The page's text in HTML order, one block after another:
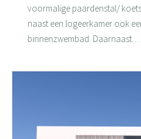
voormalige paardenstal/
naast een logeerkamer ook
binnenzwembad. Daarnaast…